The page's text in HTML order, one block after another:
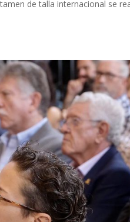
de talla internacional se